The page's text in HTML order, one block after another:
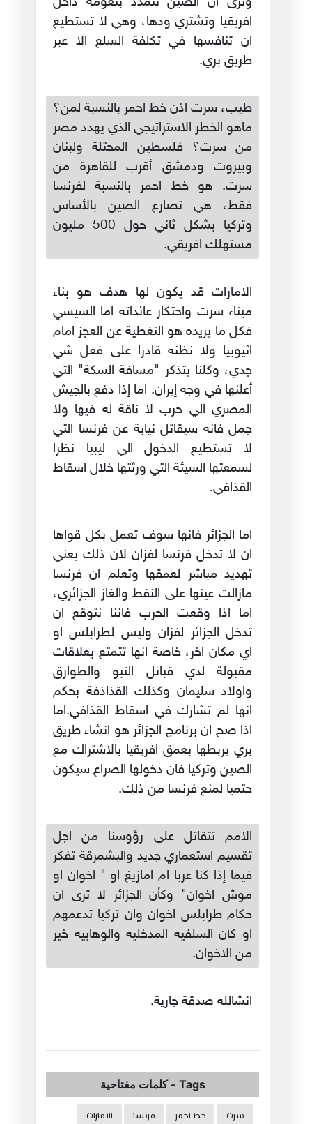
افريقيا وتشتري ودها، وهي لا تستطيع
ان تنافسها في تكلفة السلع الا عبر
طريق بري.
طيب، سرت اذن خط احمر بالنسبة لمن؟
ماهو الخطر الاستراتيجي الذي يهدد مصر
من سرت؟ فلسطين المحتلة ولبنان
وبيروت ودمشق أقرب للقاهرة من
سرت. هو خط احمر بالنسبة لفرنسا
فقط، هي تصارع الصين بالأساس
وتركيا بشكل ثاني حول 500 مليون
مستهلك افريقي.
الامارات قد يكون لها هدف هو بناء
ميناء سرت واحتكار عائداته اما السيسي
فكل ما يريده هو التغطية عن العجز امام
اثيوبيا ولا نظنه قادرا على فعل شي
جدي، وكلنا يتذكر "مسافة السكة" التي
أعلنها في وجه إيران. اما إذا دفع بالجيش
المصري الي حرب لا ناقة له فيها ولا
جمل فانه سيقاتل نيابة عن فرنسا التي
لا تستطيع الدخول الي ليبيا نظرا
لسمعتها السيئة التي ورثتها خلال اسقاط
القذافي.
اما الجزائر فانها سوف تعمل بكل قواها
ان لا تدخل فرنسا لفزان لان ذلك يعني
تهديد مباشر لعمقها وتعلم ان فرنسا
مازالت عينها على النفط والغاز الجزائري،
اما اذا وقعت الحرب فاننا نتوقع ان
تدخل الجزائر لفزان وليس لطرابلس او
اي مكان اخر، خاصة انها تتمتع بعلاقات
مقبولة لدي قبائل التبو والطوارق
واولاد سليمان وكذلك القذاذفة بحكم
انها لم تشارك في اسقاط القذافي.اما
اذا صح ان برنامج الجزائر هو انشاء طريق
بري يربطها بعمق افريقيا بالاشتراك مع
الصين وتركيا فان دخولها الصراع سيكون
حتميا لمنع فرنسا من ذلك.
الامم تتقاتل على رؤوسنا من اجل
تقسيم استعماري جديد والبشمرقة تفكر
فيما إذا كنا عربا ام امازيغ او " اخوان او
موش اخوان" وكأن الجزائر لا ترى ان
حكام طرابلس اخوان وان تركيا تدعمهم
او كأن السلفيه المدخليه والوهابيه خير
من الاخوان.
انشالله صدقة جارية.
Tags
-كلمات مفتاحية
سرت خط احمر فرنسا
الامارات